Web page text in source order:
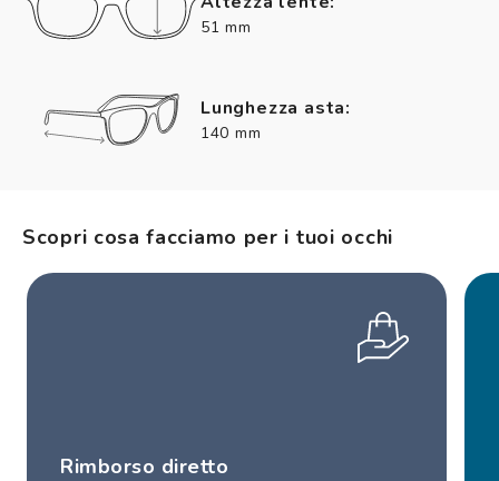
51 mm
Lunghezza asta:
140 mm
Scopri cosa facciamo per i tuoi occhi
Rimborso diretto